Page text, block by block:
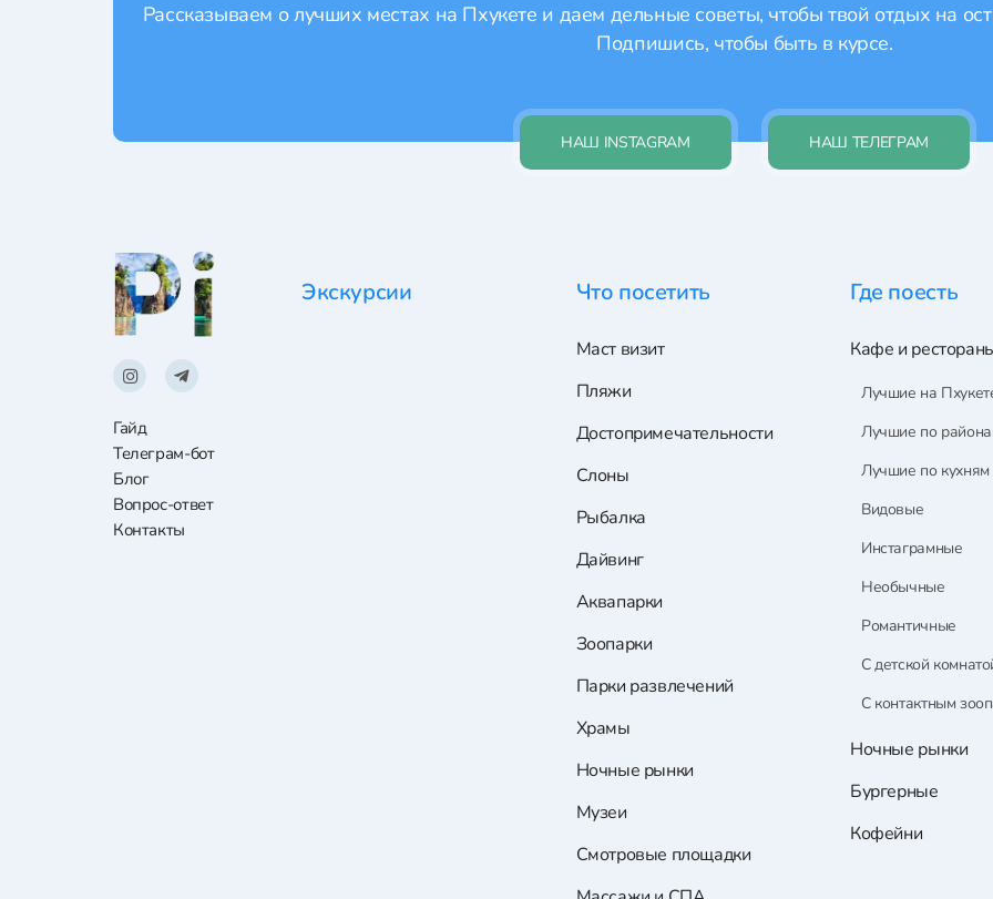
Рассказываем о лучших местах на Пхукете и даем дельные советы, чтобы твой отдых на
Подпишись, чтобы быть в курсе.
НАШ INSTAGRAM НАШ ТЕЛЕГРАМ
Гайд
Телеграм-бот
Блог
Вопрос-ответ
Контакты
Экскурсии Что посетить
Маст визит
Пляжи
Достопримечательности
Слоны
Рыбалка
Дайвинг
Аквапарки
Зоопарки
Парки развлечений
Храмы
Ночные рынки
Музеи
Смотровые площадки
Где поесть
Кафе и
Лучшие на
Лучшие по
Лучшие по кухням
Видовые
Инстаграмные
Необычные
Романтичные
С детской
С контактным
Ночные рынки
Бургерные
Кофейни